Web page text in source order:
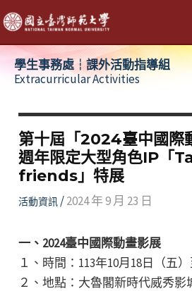
跳
至
主
學生事務處┆課外活動指導組
Extracurricular Activities
第十屆「2024臺中國際
週年限定大型角色IP「
friends」特展
活動資訊/2024 年 9 月 23 日
一、2024臺中國際動畫影展
１、時間：113年10月18日（五）
２、地點：大魯閣新時代威秀影